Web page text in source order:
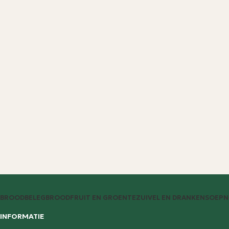
BROODBELEGBROODFRUIT EN GROENTEZUIVEL EN DRANKENSOEP
INFORMATIE